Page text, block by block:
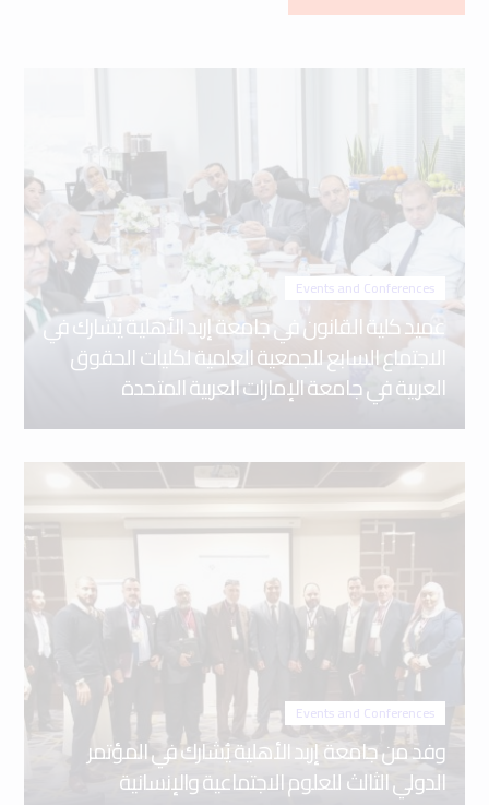
Events and Conferences
عميد كلية القانون في جامعة إربد الأهلية يُشارك في
الاجتماع السابع للجمعية العلمية لكليات الحقوق
العربية في جامعة الإمارات العربية المتحدة
Events and Conferences
وفد من جامعة إربد الأهلية يُشارك في المؤتمر
الدولي الثالث للعلوم الاجتماعية والإنسانية